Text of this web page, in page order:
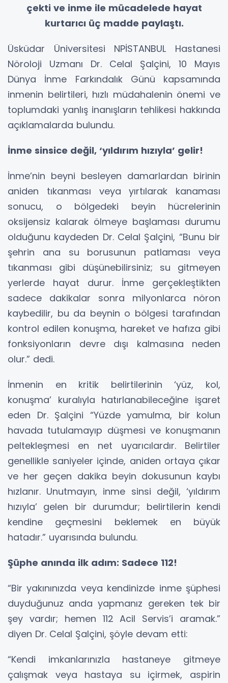
çekti ve inme ile mücadelede hayat
kurtarıcı üç madde paylaştı.
Üsküdar Üniversitesi NPİSTANBUL Hastanesi
Nöroloji Uzmanı Dr. Celal Şalçini, 10 Mayıs
Dünya İnme Farkındalık Günü kapsamında
inmenin belirtileri, hızlı müdahalenin önemi ve
toplumdaki yanlış inanışların tehlikesi hakkında
açıklamalarda bulundu.
İnme sinsice değil, ‘yıldırım hızıyla’ gelir!
İnme’nin beyni besleyen damarlardan birinin
aniden tıkanması veya yırtılarak kanaması
sonucu, o bölgedeki beyin hücrelerinin
oksijensiz kalarak ölmeye başlaması durumu
olduğunu kaydeden Dr. Celal Şalçini, “Bunu bir
şehrin ana su borusunun patlaması veya
tıkanması gibi düşünebilirsiniz; su gitmeyen
yerlerde hayat durur. İnme gerçekleştikten
sadece dakikalar sonra milyonlarca nöron
kaybedilir, bu da beynin o bölgesi tarafından
kontrol edilen konuşma, hareket ve hafıza gibi
fonksiyonların devre dışı kalmasına neden
olur.” dedi.
İnmenin en kritik belirtilerinin ‘yüz, kol,
konuşma’ kuralıyla hatırlanabileceğine işaret
eden Dr. Şalçini “Yüzde yamulma, bir kolun
havada tutulamayıp düşmesi ve konuşmanın
peltekleşmesi en net uyarıcılardır. Belirtiler
genellikle saniyeler içinde, aniden ortaya çıkar
ve her geçen dakika beyin dokusunun kaybı
hızlanır. Unutmayın, inme sinsi değil, ‘yıldırım
hızıyla’ gelen bir durumdur; belirtilerin kendi
kendine geçmesini beklemek en büyük
hatadır.” uyarısında bulundu.
Şüphe anında ilk adım: Sadece 112!
“Bir yakınınızda veya kendinizde inme şüphesi
duyduğunuz anda yapmanız gereken tek bir
şey vardır; hemen 112 Acil Servis’i aramak.”
diyen Dr. Celal Şalçini, şöyle devam etti:
“Kendi imkanlarınızla hastaneye gitmeye
çalışmak veya hastaya su içirmek, aspirin